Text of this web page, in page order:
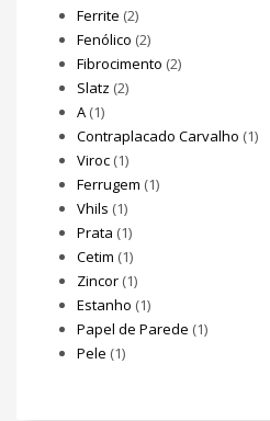
Ferrite (2)
Fenólico (2)
Fibrocimento (2)
Slatz (2)
A (1)
Contraplacado Carvalho (1)
Viroc (1)
Ferrugem (1)
Vhils (1)
Prata (1)
Cetim (1)
Zincor (1)
Estanho (1)
Papel de Parede (1)
Pele (1)